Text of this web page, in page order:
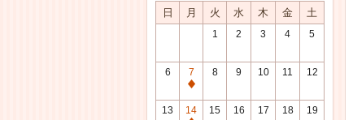
館
日
日 月 火 水 木 金 土
1 2 3 4 5
6
7
通
常
8 9 10 11 12
13 14 15 16 17 18 19